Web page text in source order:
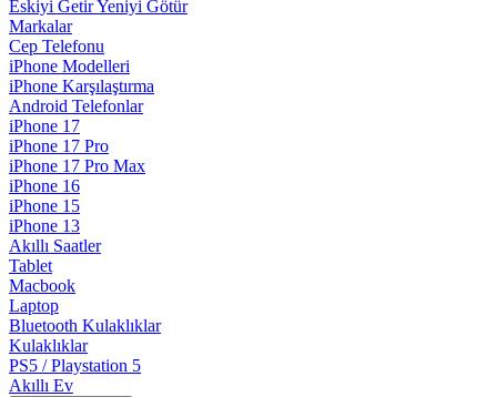
Eskiyi Getir Yeniyi Götür
Markalar
Cep Telefonu
iPhone Modelleri
iPhone Karşılaştırma
Android Telefonlar
iPhone 17
iPhone 17 Pro
iPhone 17 Pro Max
iPhone 16
iPhone 15
iPhone 13
Akıllı Saatler
Tablet
Macbook
Laptop
Bluetooth Kulaklıklar
Kulaklıklar
PS5 / Playstation 5
Akıllı Ev